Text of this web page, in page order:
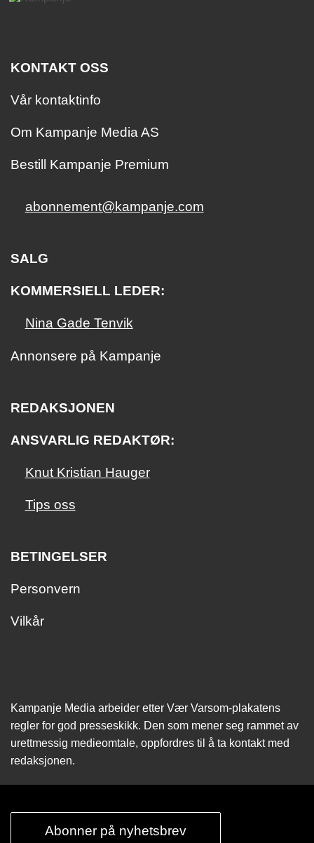
KONTAKT OSS
Vår kontaktinfo
Om Kampanje Media AS
Bestill Kampanje Premium
abonnement@kampanje.com
SALG
KOMMERSIELL LEDER:
Nina Gade Tenvik
Annonsere på Kampanje
REDAKSJONEN
ANSVARLIG REDAKTØR:
Knut Kristian Hauger
Tips oss
BETINGELSER
Personvern
Vilkår
Kampanje Media arbeider etter Vær Varsom-plakatens
regler for god presseskikk. Den som mener seg rammet av
urettmessig medie­omtale, oppfordres til å ta kontakt med
redaksjonen.
Abonner på nyhetsbrev